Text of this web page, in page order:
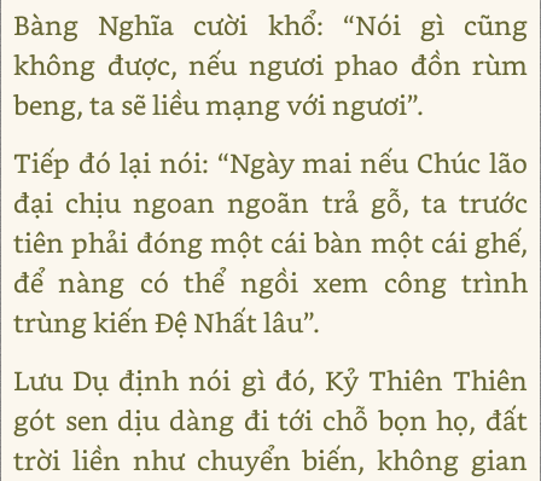
Bàng Nghĩa cười khổ: “Nói gì cũng
không được, nếu ngươi phao đồn rùm
beng, ta sẽ liều mạng với ngươi”.
Tiếp đó lại nói: “Ngày mai nếu Chúc lão
đại chịu ngoan ngoãn trả gỗ, ta trước
tiên phải đóng một cái bàn một cái ghế,
để nàng có thể ngồi xem công trình
trùng kiến Đệ Nhất lâu”.
Lưu Dụ định nói gì đó, Kỷ Thiên Thiên
gót sen dịu dàng đi tới chỗ bọn họ, đất
trời liền như chuyển biến, không gian